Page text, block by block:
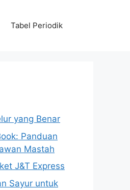
Tabel Periodik
yang Benar
Panduan
Mastah
J&T Express
Sayur untuk